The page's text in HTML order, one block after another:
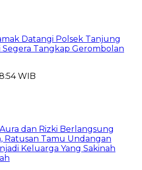
Datangi Polsek Tanjung
Segera Tangkap Gerombolan
WIB
dan Rizki Berlangsung
Ratusan Tamu Undangan
Keluarga Yang Sakinah